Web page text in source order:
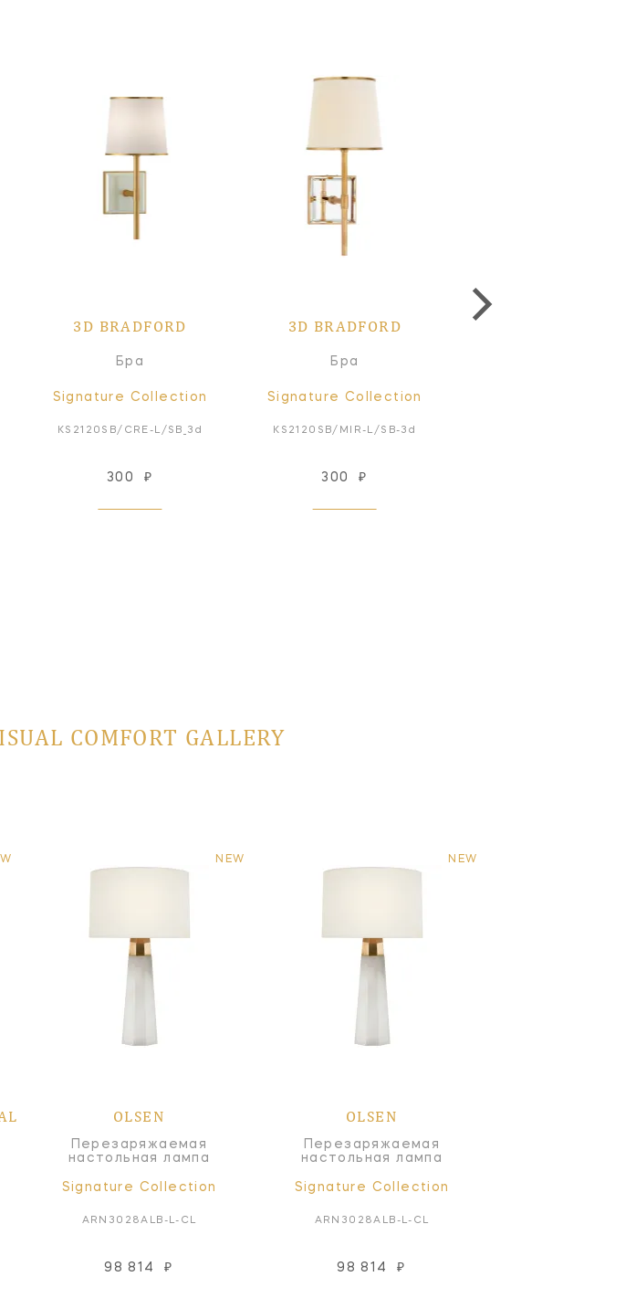
3D BRADFORD
Бра
Signature Collection
KS2120SB/CRE-L/SB_3d
300 ₽
3D BRADFORD
Бра
Signature Collection
KS2120SB/MIR-L/SB-3d
300 ₽
COMFORT GALLERY
NEW
OLSEN
Перезаряжаемая
настольная лампа
Signature Collection
ARN3028ALB-L-CL
98 814 ₽
NEW
OLSEN
Перезаряжаемая
настольная лампа
Signature Collection
ARN3028ALB-L-CL
98 814 ₽